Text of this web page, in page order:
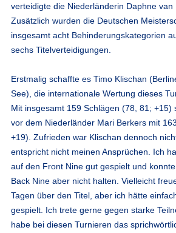
verteidigte die Niederländerin Daphne van
Zusätzlich wurden die Deutschen
insgesamt acht Behinderungskategorien
sechs Titelverteidigungen.
Erstmalig schaffte es Timo Klischan
See), die internationale Wertung dieses
Mit insgesamt 159 Schlägen (78, 81; +15)
vor dem Niederländer Mari Berkers mit
+19). Zufrieden war Klischan dennoch
entspricht nicht meinen Ansprüchen. Ich
auf den Front Nine gut gespielt und
Back Nine aber nicht halten. Vielleicht
Tagen über den Titel, aber ich hätte
gespielt. Ich trete gerne gegen starke
habe bei diesen Turnieren das